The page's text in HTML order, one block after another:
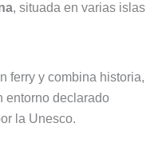
, situada en varias islas
ferry y combina historia,
entorno declarado
la Unesco.